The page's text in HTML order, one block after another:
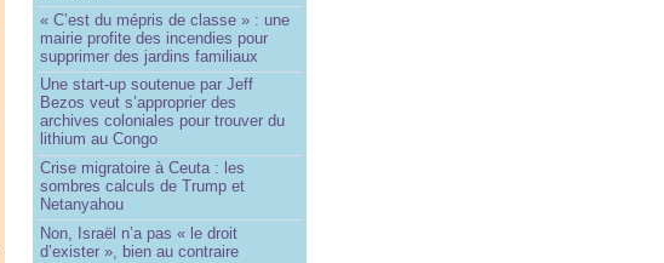
« C’est du mépris de classe » : une
mairie profite des incendies pour
supprimer des jardins familiaux
Une start-up soutenue par Jeff
Bezos veut s’approprier des
archives coloniales pour trouver du
lithium au Congo
Crise migratoire à Ceuta : les
sombres calculs de Trump et
Netanyahou
Non, Israël n’a pas « le droit
d’exister », bien au contraire